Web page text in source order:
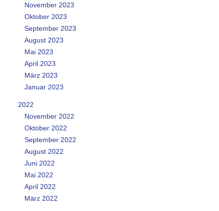
November 2023
Oktober 2023
September 2023
August 2023
Mai 2023
April 2023
März 2023
Januar 2023
2022
November 2022
Oktober 2022
September 2022
August 2022
Juni 2022
Mai 2022
April 2022
März 2022